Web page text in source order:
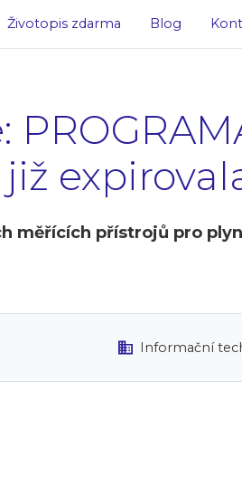
Životopis zdarma Blog
měřících přístrojů pro
Informační